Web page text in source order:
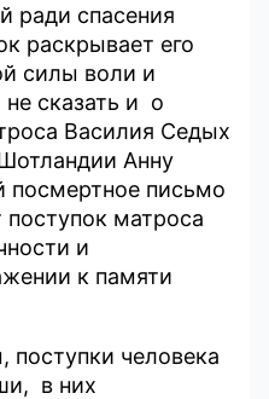
ради спасения
раскрывает его
силы воли и
не сказать и о
Василия Седых
Анну
посмертное письмо
поступок матроса
и
к памяти
человека
в них